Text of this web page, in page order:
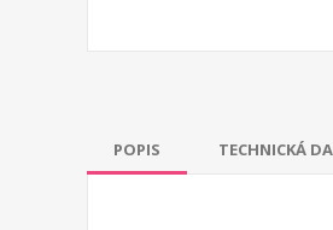
POPIS TECHNICKÁ